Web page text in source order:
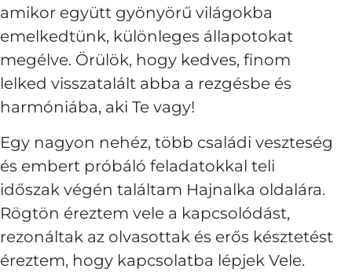
amikor együtt gyönyörű világokba
emelkedtünk, különleges állapotokat
megélve. Örülök, hogy kedves, finom
lelked visszatalált abba a rezgésbe és
harmóniába, aki Te vagy!
Egy nagyon nehéz, több családi veszteség
és embert próbáló feladatokkal teli
időszak végén találtam Hajnalka oldalára.
Rögtön éreztem vele a kapcsolódást,
rezonáltak az olvasottak és erős késztetést
éreztem, hogy kapcsolatba lépjek Vele.